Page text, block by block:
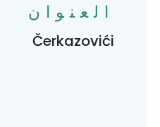
العنوان
Čerkazovići